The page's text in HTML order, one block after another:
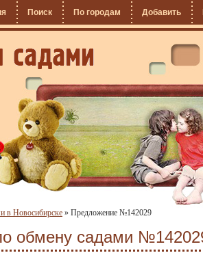
Поиск По городам Добавить
в Новосибирске » Предложение №142029
обмену садами